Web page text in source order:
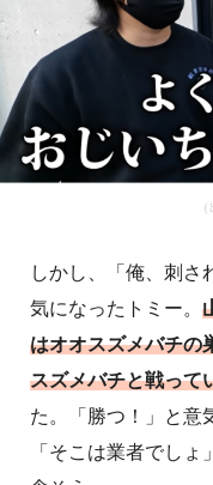
しかし、「俺、刺さ
気になったトミー。
はオオスズメバチの
スズメバチと戦って
た。「勝つ！」と意
「そこは業者でし